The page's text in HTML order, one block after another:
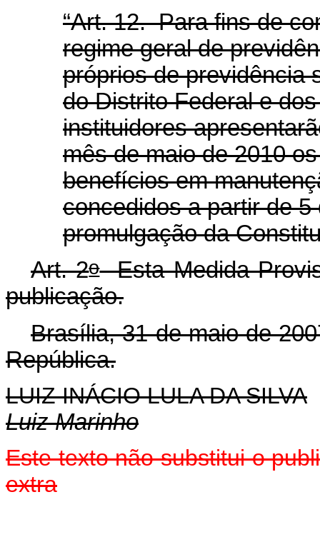
“Art. 12. Para fins de
regime geral de
próprios de previdência
do Distrito Federal e
instituidores
mês de maio de 2010
benefícios em
concedidos a partir de
promulgação da
Art. 2oEsta Medida
publicação.
Brasília, 31 de maio de
República.
LUIZ INÁCIO LULA DA SILVA
Luiz Marinho
Este texto não substitui o
extra